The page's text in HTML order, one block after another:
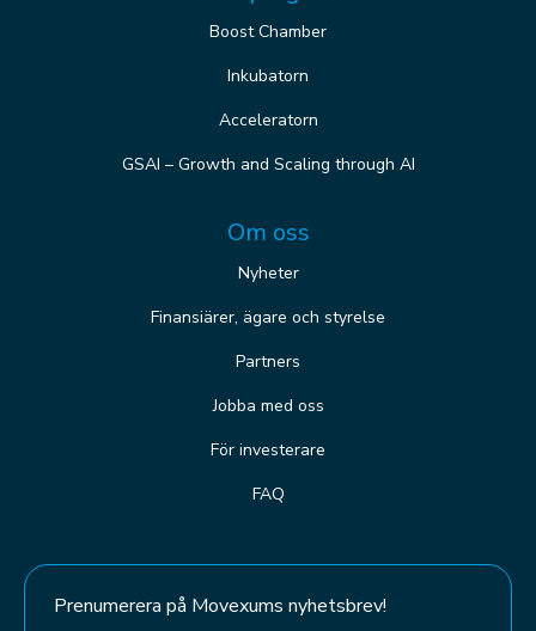
Boost Chamber
Inkubatorn
Acceleratorn
GSAI – Growth and Scaling through AI
Om oss
Nyheter
Finansiärer, ägare och styrelse
Partners
Jobba med oss
För investerare
FAQ
Prenumerera på Movexums nyhetsbrev!